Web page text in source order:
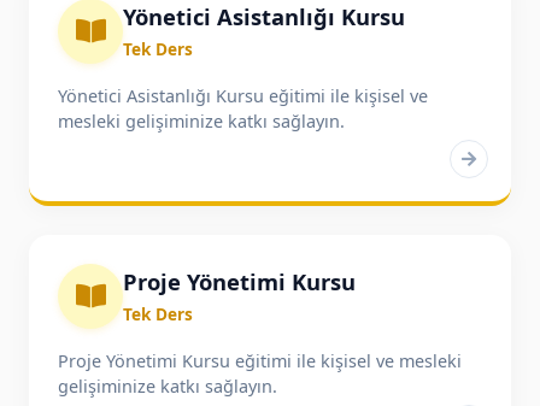
Yazılım / Sistem
Teknik Çizim / 3D
Medya / Tasarım 16
Microsoft Office
Muhasebe ve ERP
Yönetici Asistanlığı Kursu
Tek Ders
Yönetici Asistanlığı Kursu eğitimi ile kişisel ve
mesleki gelişiminize katkı sağlayın.
Proje Yönetimi Kursu
Tek Ders
Proje Yönetimi Kursu eğitimi ile kişisel ve mesleki
gelişiminize katkı sağlayın.